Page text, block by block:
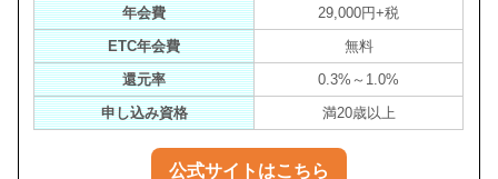
年会費
29,000円+税
ETC年会費
無料
還元率
0.3%～1.0%
申し込み資格
満20歳以上
公式サイトはこちら